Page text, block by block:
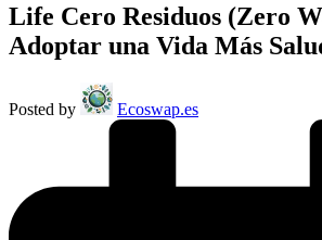
Life Cero Residuos (Zero
Adoptar una Vida Más
Posted by Ecoswap.es